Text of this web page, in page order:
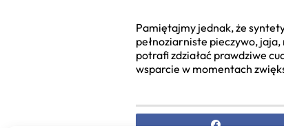
Pamiętajmy jednak, że
pełnoziarniste pieczywo,
potrafi zdziałać prawdziwe
wsparcie w momentach